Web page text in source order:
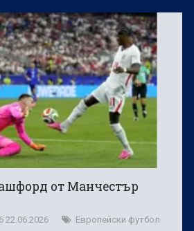
от Манчестър
22.06.2026 Европейски футбол